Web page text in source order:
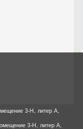
3-Н, литер А,
3-Н, литер А,